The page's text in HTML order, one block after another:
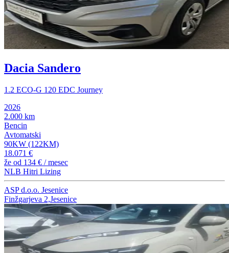
Dacia Sandero
1.2 ECO-G 120 EDC Journey
2026
2.000 km
Bencin
Avtomatski
90KW (122KM)
18.071 €
že od 134 € / mesec
NLB Hitri Lizing
ASP d.o.o. Jesenice
Finžgarjeva 2,Jesenice